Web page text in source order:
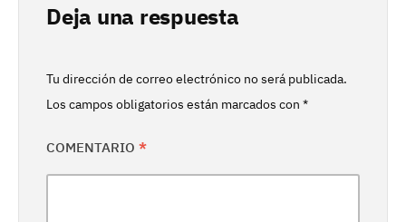
Deja una respuesta
Tu dirección de correo electrónico no será publicada.
Los campos obligatorios están marcados con *
COMENTARIO *